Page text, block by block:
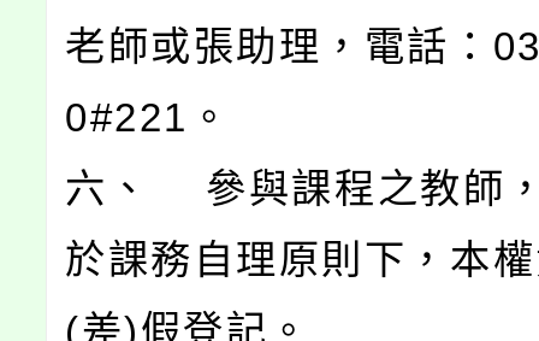
老師或張助理，電話：
0#221。
六、 參與課程之教師
於課務自理原則下，本
(差)假登記。